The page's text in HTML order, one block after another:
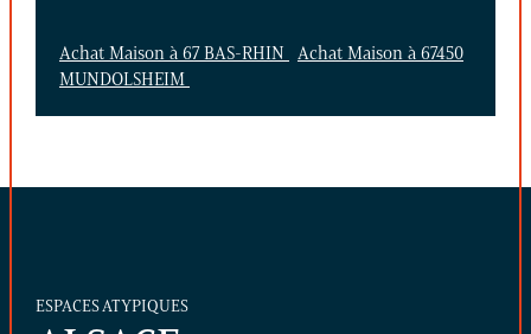
Achat Maison à 67 BAS-RHIN
Achat Maison à 67450
MUNDOLSHEIM
ESPACES ATYPIQUES